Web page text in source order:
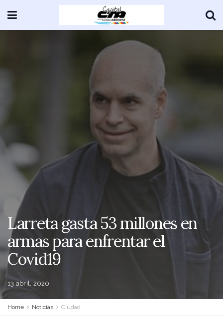
Larreta gasta 53 millones en
armas para enfrentar el
Covid19
13 abril, 2020
Home Noticias Ciudad